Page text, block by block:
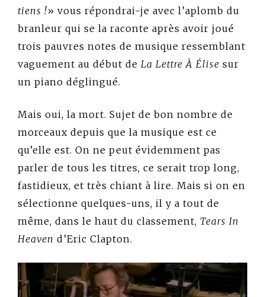
tiens !» vous répondrai-je avec l’aplomb du
branleur qui se la raconte après avoir joué
trois pauvres notes de musique ressemblant
vaguement au début de La Lettre À Élise sur
un piano déglingué.
Mais oui, la mort. Sujet de bon nombre de
morceaux depuis que la musique est ce
qu’elle est. On ne peut évidemment pas
parler de tous les titres, ce serait trop long,
fastidieux, et très chiant à lire. Mais si on en
sélectionne quelques-uns, il y a tout de
même, dans le haut du classement, Tears In
Heaven d’Eric Clapton.